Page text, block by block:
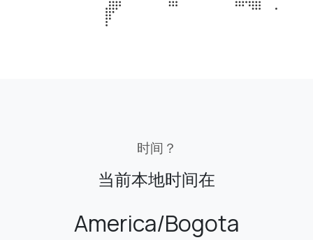
时间？
当前本地时间在
America/Bogota